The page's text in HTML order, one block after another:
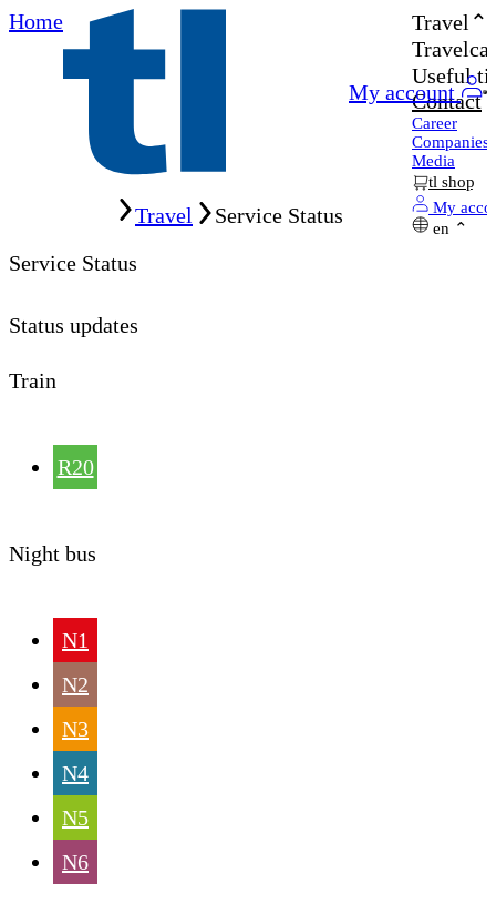
Home
My account
Travel
Useful
Contact
Career
Companies
Media
tl shop
My
en
Travel
Service Status
Service Status
Status updates
Train
R20
Night bus
N1
N2
N3
N4
N5
N6